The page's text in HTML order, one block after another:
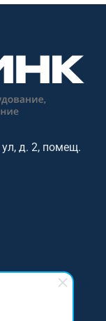
д. 2, помещ.
данных